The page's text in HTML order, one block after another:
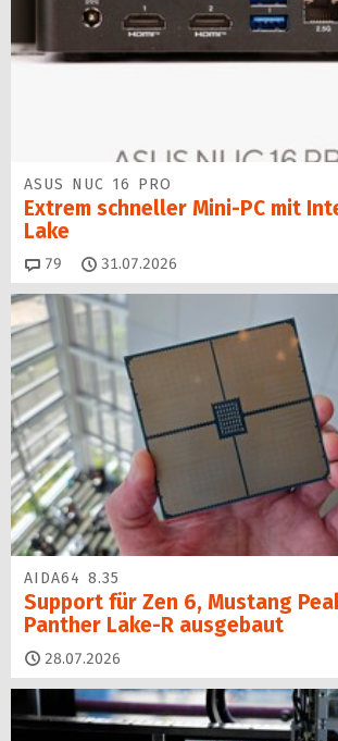
ASUS NUC 16 PRO
Extrem schneller Mini-PC mit
Lake
79 Kommentare
31.07.2026
AIDA64 8.35
Support für Zen 6, Mustang
Panther Lake-R ausgebaut
28.07.2026